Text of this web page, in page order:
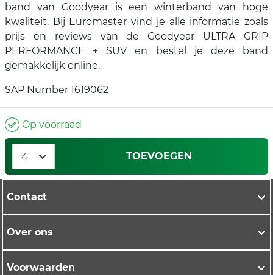
band van Goodyear is een winterband van hoge
kwaliteit. Bij Euromaster vind je alle informatie zoals
prijs en reviews van de Goodyear ULTRA GRIP
PERFORMANCE + SUV en bestel je deze band
gemakkelijk online.
SAP Number 1619062
Op voorraad
TOEVOEGEN
Contact
Over ons
Voorwaarden